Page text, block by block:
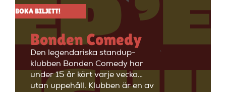
BOKA BILJETT!
Bonden Comedy
Den legendariska standup-
klubben Bonden Comedy har
under 15 år kört varje vecka
utan uppehåll. Klubben är en av